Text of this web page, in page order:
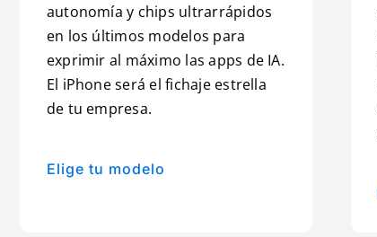
autonomía y chips ultrarrápidos
en los últimos modelos para
exprimir al máximo las apps de IA.
El iPhone será el fichaje estrella
de tu empresa.
Elige tu modelo